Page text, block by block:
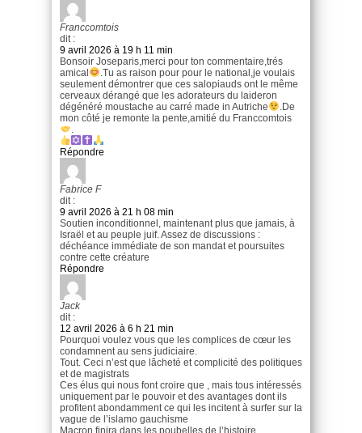
Franccomtois
dit :
9 avril 2026 à 19 h 11 min
Bonsoir Joseparis,merci pour ton commentaire,trés
amical
.Tu as raison pour pour le national,je voulais
seulement démontrer que ces salopiauds ont le même
cerveaux dérangé que les adorateurs du laideron
dégénéré moustache au carré made in Autriche
.De
mon côté je remonte la pente,amitié du Franccomtois
.
Répondre
Fabrice F
dit :
9 avril 2026 à 21 h 08 min
Soutien inconditionnel, maintenant plus que jamais, à
Israël et au peuple juif. Assez de discussions :
déchéance immédiate de son mandat et poursuites
contre cette créature
Répondre
Jack
dit :
12 avril 2026 à 6 h 21 min
Pourquoi voulez vous que les complices de cœur les
condamnent au sens judiciaire.
Tout. Ceci n’est que lâcheté et complicité des politiques
et de magistrats
Ces élus qui nous font croire que , mais tous intéressés
uniquement par le pouvoir et des avantages dont ils
profitent abondamment ce qui les incitent à surfer sur la
vague de l’islamo gauchisme
Macron finira dans les poubelles de l’histoire